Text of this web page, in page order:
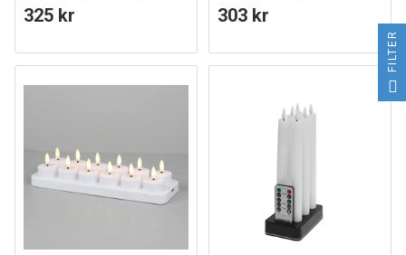
kronelys, inkl. fjernkontroll, timer
325 kr 303 kr
FILTER